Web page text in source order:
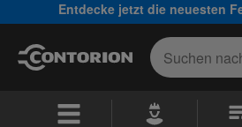
Entdecke jetzt die neuesten